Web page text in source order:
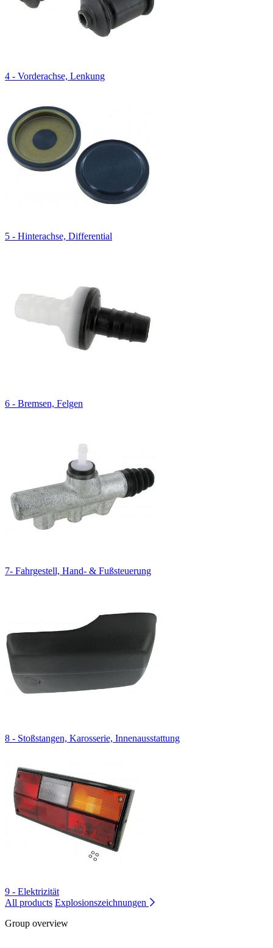
4 - Vorderachse, Lenkung
5 - Hinterachse, Differential
6 - Bremsen, Felgen
7- Fahrgestell, Hand- & Fußsteuerung
8 - Stoßstangen, Karosserie, Innenausstattung
9 - Elektrizität
All products Explosionszeichnungen
Group overview